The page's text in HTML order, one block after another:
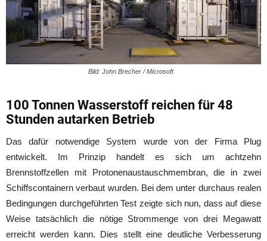
Bild: John Brecher / Microsoft
100 Tonnen Wasserstoff reichen für 48
Stunden autarken Betrieb
Das dafür notwendige System wurde von der Firma Plug
entwickelt. Im Prinzip handelt es sich um achtzehn
Brennstoffzellen mit Protonenaustauschmembran, die in zwei
Schiffscontainern verbaut wurden. Bei dem unter durchaus realen
Bedingungen durchgeführten Test zeigte sich nun, dass auf diese
Weise tatsächlich die nötige Strommenge von drei Megawatt
erreicht werden kann. Dies stellt eine deutliche Verbesserung